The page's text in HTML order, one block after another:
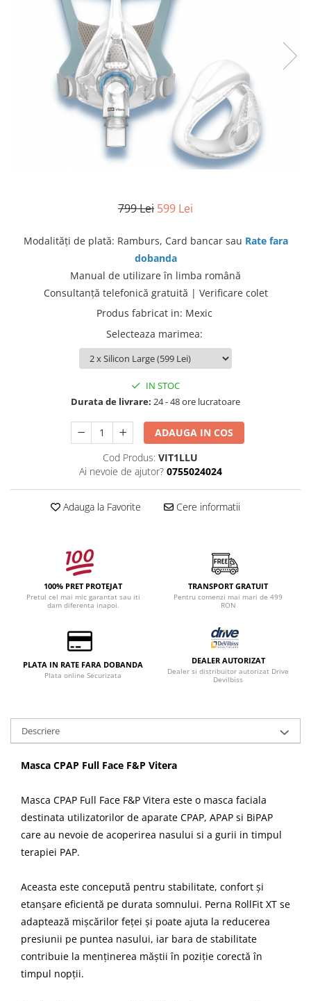
Blocare/ Fixare barbie
Preventie iritatia pielii
Huse dispozitive
Alimentatoare si baterii CPAP
Stocare si generare raport CPAP
799 Lei 599 Lei
Modalităţi de plată: Ramburs, Card bancar sau Rate fara
dobanda
Manual de utilizare în limba română
Consultanţă telefonică gratuită | Verificare colet
Produs fabricat in: Mexic
Selecteaza marimea:
IN STOC
Durata de livrare: 24 - 48 ore lucratoare
ADAUGA IN COS
Cod Produs: VIT1LLU
Ai nevoie de ajutor? 0755024024
Adauga la Favorite Cere informatii
100% PRET PROTEJAT
Pretul cel mai mic garantat sau iti
dam diferenta inapoi.
TRANSPORT GRATUIT
Pentru comenzi mai mari de 499
RON
PLATA IN RATE FARA DOBANDA
Plata online Securizata
DEALER AUTORIZAT
Dealer si distribuitor autorizat Drive
Devilbiss
Descriere
Masca CPAP Full Face F&P Vitera
Masca CPAP Full Face F&P Vitera este o masca faciala
destinata utilizatorilor de aparate CPAP, APAP si BiPAP
care au nevoie de acoperirea nasului si a gurii in timpul
terapiei PAP.
Aceasta este concepută pentru stabilitate, confort și
etanșare eficientă pe durata somnului. Perna RollFit XT se
adaptează mișcărilor feței și poate ajuta la reducerea
presiunii pe puntea nasului, iar bara de stabilitate
contribuie la menținerea măștii în poziție corectă în
timpul nopții.